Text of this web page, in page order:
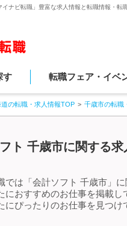
ナビ転職」豊富な求人情報と転職情報・転
す 転職フェア・イベ
道の転職・求人情報TOP 千歳市の転職
ト 千歳市に関する
では「会計ソフト 千歳市」
におすすめのお仕事を掲載
にぴったりのお仕事を見つけ